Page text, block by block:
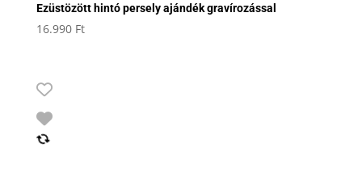
Ezüstözött hintó persely ajándék gravírozással
16.990 Ft